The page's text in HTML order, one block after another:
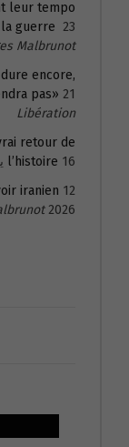
leur tempo
guerre 23 يوليو 2026
Malbrunot
encore,
pas» 21 يوليو 2026
Libération
retour de
l’histoire 16 يوليو 2026
iranien
2026